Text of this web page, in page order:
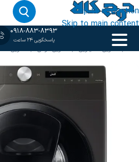
Skip to navigation
Skip to main content
0918-883-8393
پاسخگویی 24 ساعت
خانه‹لباسشویی 8 کیلویی /لباسشویی دودی/لباسشویی